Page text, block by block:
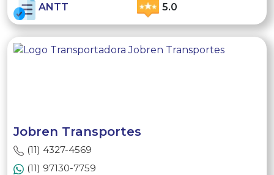
ANTT
5.0
Jobren Transportes
(11) 4327-4569
(11) 97130-7759